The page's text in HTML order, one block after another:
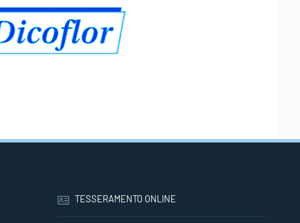
TESSERAMENTO ONLINE